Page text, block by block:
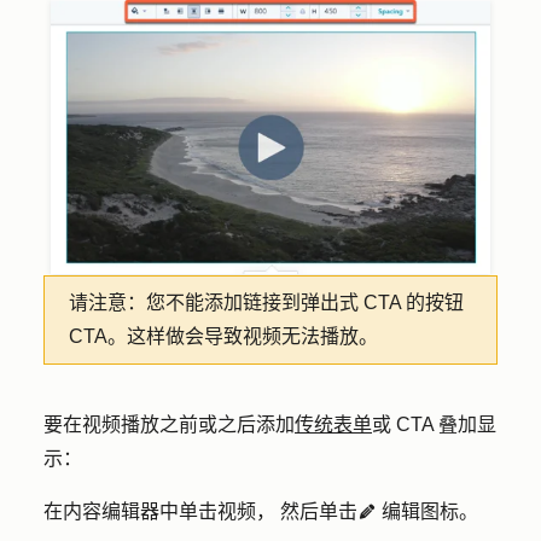
请注意： 您不能添加链接到弹出式 CTA 的按钮
CTA。这样做会导致视频无法播放。
要在视频播放之前或之后添加传统表单或 CTA 叠加显
示：
在内容编辑器中单击视频， 然后单击edit 编辑图标。